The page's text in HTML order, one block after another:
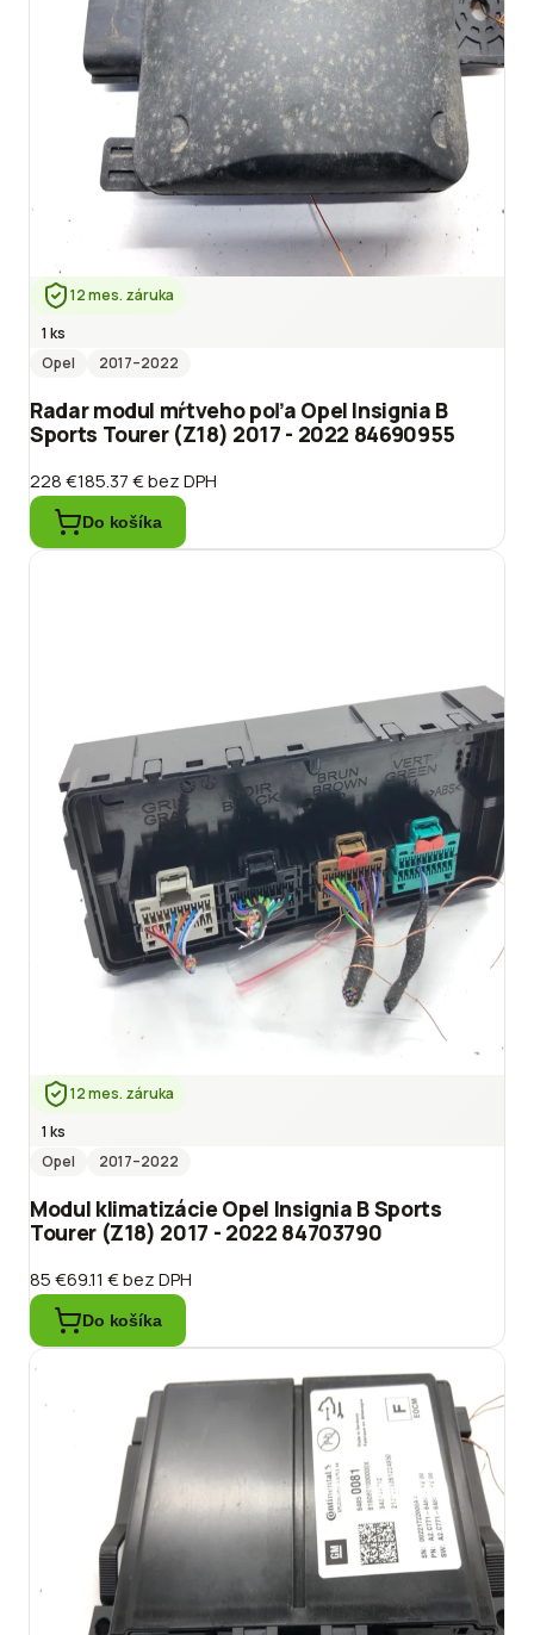
12 mes. záruka
1 ks
Opel
2017–2022
Radar modul mŕtveho poľa Opel Insignia B
Sports Tourer (Z18) 2017 - 2022 84690955
228 €185.37 €bez DPH
Do košíka
12 mes. záruka
1 ks
Opel
2017–2022
Modul klimatizácie Opel Insignia B Sports
Tourer (Z18) 2017 - 2022 84703790
85 €69.11 €bez DPH
Do košíka